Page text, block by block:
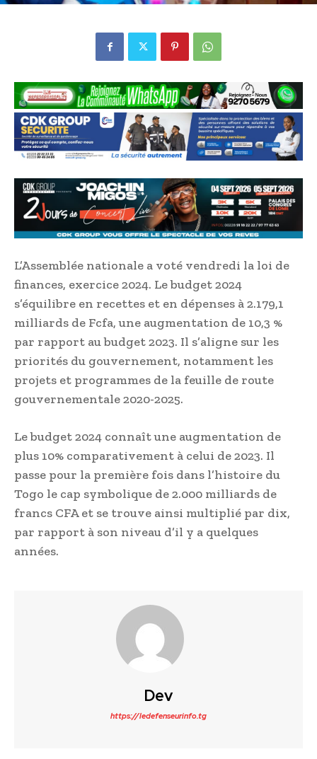
L’Assemblée nationale a voté vendredi la loi de
finances, exercice 2024. Le budget 2024
s’équilibre en recettes et en dépenses à 2.179,1
milliards de Fcfa, une augmentation de 10,3 %
par rapport au budget 2023. Il s’aligne sur les
priorités du gouvernement, notamment les
projets et programmes de la feuille de route
gouvernementale 2020-2025.
Le budget 2024 connaît une augmentation de
plus 10% comparativement à celui de 2023. Il
passe pour la première fois dans l’histoire du
Togo le cap symbolique de 2.000 milliards de
francs CFA et se trouve ainsi multiplié par dix,
par rapport à son niveau d’il y a quelques
années.
Dev
https://ledefenseurinfo.tg